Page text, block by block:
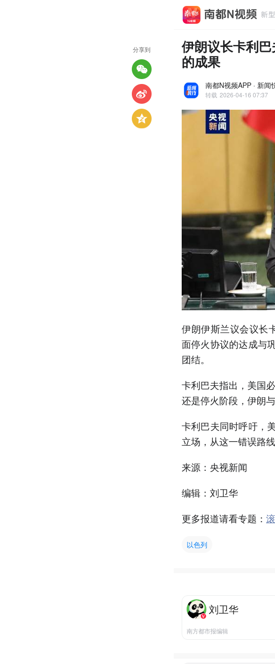
伊朗议长卡利
的成果
南都N视频APP · 新闻
转载 2026-04-16 07:37
伊朗伊斯兰议会议长
面停火协议的达成与
团结。
卡利巴夫指出，美国
还是停火阶段，伊朗
卡利巴夫同时呼吁，
立场，从这一错误路线
来源：央视新闻
编辑：刘卫华
更多报道请看专题：
以色列
刘卫华
南方都市报编辑
分享到